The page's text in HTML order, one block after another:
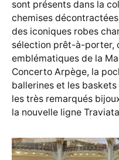
sont présents dans la
chemises
des iconiques robes
sélection prêt-à-porter,
emblématiques de la
Concerto Arpège, la
ballerines et les
les très remarqués
la nouvelle ligne